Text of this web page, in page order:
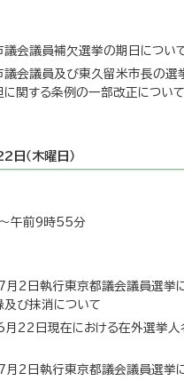
議会議員補欠選挙の期日につい
議会議員及び東久留米市長の選
に関する条例の一部改正について
（木曜日）
午前9時55分
2日執行東京都議会議員選挙
び抹消について
22日現在における在外選挙人
2日執行東京都議会議員選挙